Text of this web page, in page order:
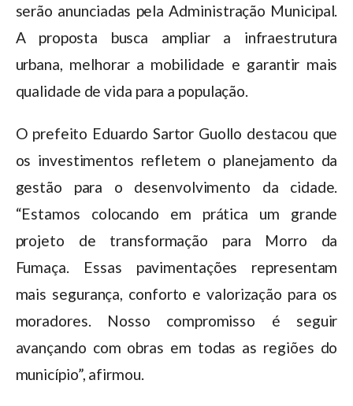
serão anunciadas pela Administração Municipal.
A proposta busca ampliar a infraestrutura
urbana, melhorar a mobilidade e garantir mais
qualidade de vida para a população.
O prefeito Eduardo Sartor Guollo destacou que
os investimentos refletem o planejamento da
gestão para o desenvolvimento da cidade.
“Estamos colocando em prática um grande
projeto de transformação para Morro da
Fumaça. Essas pavimentações representam
mais segurança, conforto e valorização para os
moradores. Nosso compromisso é seguir
avançando com obras em todas as regiões do
município”, afirmou.